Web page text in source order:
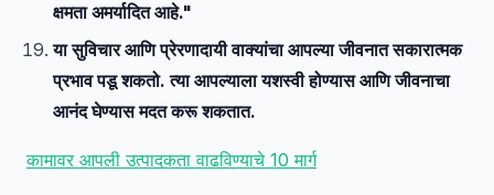
क्षमता अमर्यादित आहे."
या सुविचार आणि प्रेरणादायी वाक्यांचा आपल्या जीवनात सकारात्मक
प्रभाव पडू शकतो. त्या आपल्याला यशस्वी होण्यास आणि जीवनाचा
आनंद घेण्यास मदत करू शकतात.
कामावर आपली उत्पादकता वाढविण्याचे 10 मार्ग